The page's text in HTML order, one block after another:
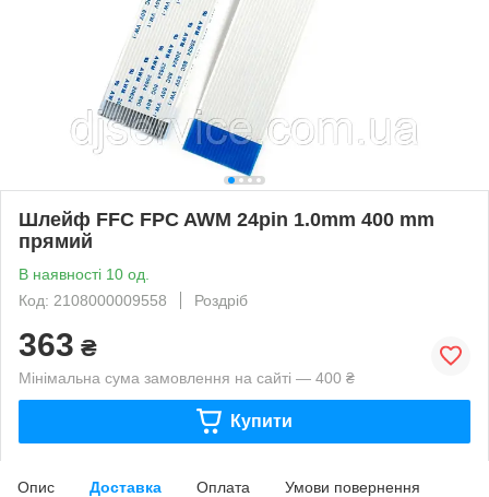
Шлейф FFC FPC AWM 24pin 1.0mm 400 mm
прямий
В наявності 10 од.
Код: 2108000009558
Роздріб
363 ₴
Мінімальна сума замовлення на сайті — 400 ₴
Купити
Опис Доставка Оплата Умови повернення